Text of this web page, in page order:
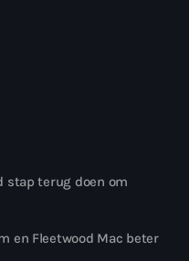
stap terug doen om
en Fleetwood Mac beter